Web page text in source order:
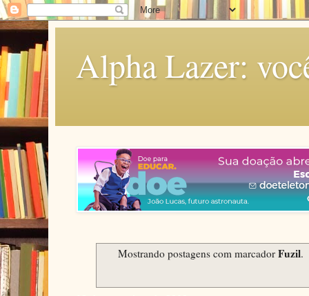
Alpha Lazer:
Mostrando postagens com marcador Fuzil.